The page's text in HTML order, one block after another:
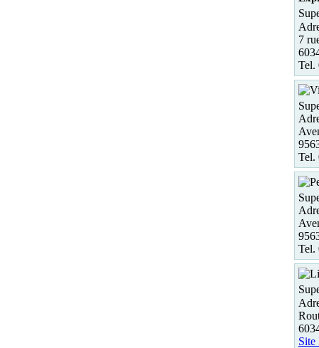
7
Tel.
Tel.
Tel.
Site